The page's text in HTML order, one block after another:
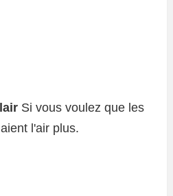
Si vous voulez que les
l'air plus.